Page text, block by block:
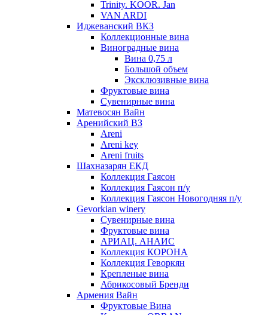
Trinity. KOOR. Jan
VAN ARDI
Иджеванский ВКЗ
Коллекционные вина
Виноградные вина
Вина 0,75 л
Большой объем
Эксклюзивные вина
Фруктовые вина
Cувенирные вина
Матевосян Вайн
Аренийский ВЗ
Areni
Areni key
Areni fruits
Шахназарян ЕКД
Коллекция Гаясон
Коллекция Гаясон п/у
Коллекция Гаясон Новогодняя п/у
Gevorkian winery
Сувенирные вина
Фруктовые вина
АРИАЦ. АНАИС
Коллекция КОРОНА
Коллекция Геворкян
Крепленые вина
Абрикосовый Бренди
Армения Вайн
Фруктовые Вина